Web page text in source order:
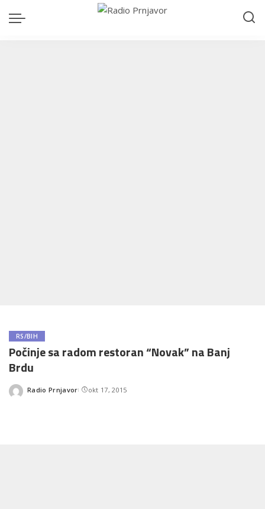
RS/BIH
Počinje sa radom restoran “Novak” na Banj
Brdu
Posted
Radio Prnjavor okt 17, 2015